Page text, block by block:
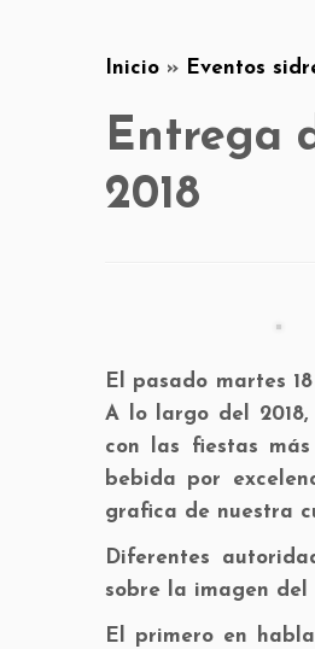
Inicio » Eventos
Entrega
2018
El pasado martes
A lo largo del
con las fiestas
bebida por
grafica de nuestra
Diferentes
sobre la imagen del
El primero en